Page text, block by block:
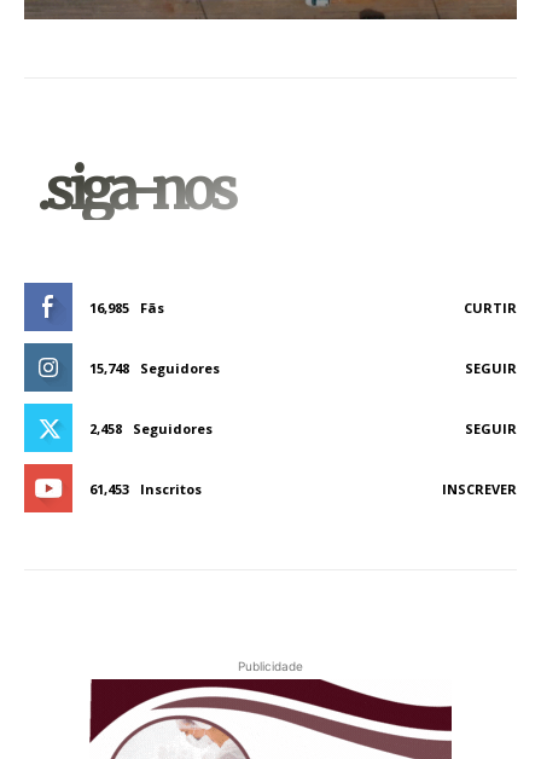
.siga-nos
16,985 Fãs CURTIR
15,748 Seguidores SEGUIR
2,458 Seguidores SEGUIR
61,453 Inscritos INSCREVER
Publicidade